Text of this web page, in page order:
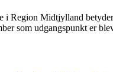
i Region Midtjylland
som udgangspunkt er